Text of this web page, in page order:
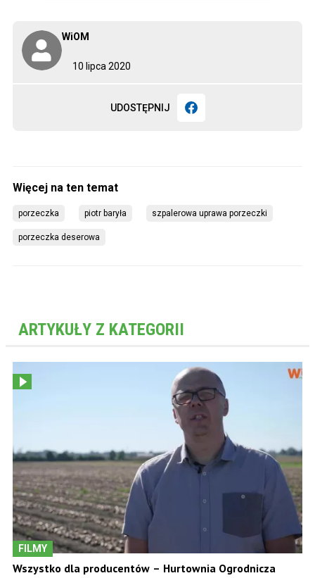
10 lipca 2020
WiOM
UDOSTĘPNIJ
porzeczka piotr baryła szpalerowa uprawa porzeczki
porzeczka deserowa
ARTYKUŁY Z KATEGORII
FILMY
Wszystko dla producentów – Hurtownia Ogrodnicza